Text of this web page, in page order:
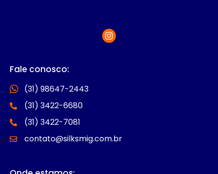
Fale conosco:
(31) 98647-2443
(31) 3422-6680
(31) 3422-7081
contato@silksmig.com.br